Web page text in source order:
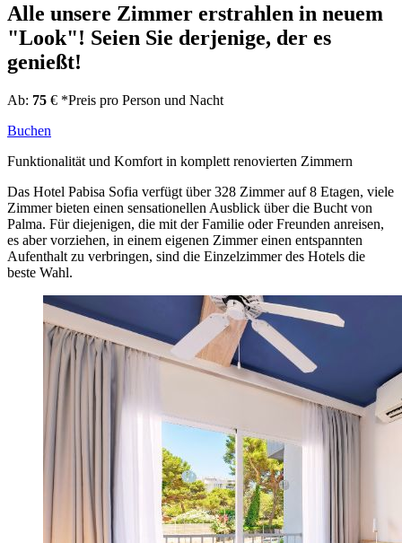
Alle unsere Zimmer erstrahlen in neuem
"Look"! Seien Sie derjenige, der es
genießt!
Ab: 75 € *Preis pro Person und Nacht
Buchen
Funktionalität und Komfort in komplett renovierten Zimmern
Das Hotel Pabisa Sofia verfügt über 328 Zimmer auf 8 Etagen, viele
Zimmer bieten einen sensationellen Ausblick über die Bucht von
Palma. Für diejenigen, die mit der Familie oder Freunden anreisen,
es aber vorziehen, in einem eigenen Zimmer einen entspannten
Aufenthalt zu verbringen, sind die Einzelzimmer des Hotels die
beste Wahl.